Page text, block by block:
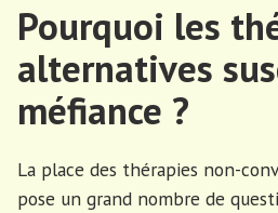
sur
le
plastique
Pourquoi les
alternatives
méfiance ?
La place des thérapies non-
pose un grand nombre de